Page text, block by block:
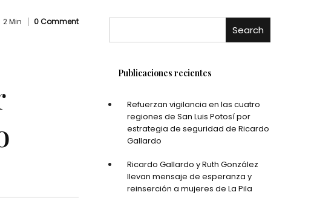
2 Min 0 Comment
Search
Publicaciones recientes
Refuerzan vigilancia en las cuatro
regiones de San Luis Potosí por
estrategia de seguridad de Ricardo
Gallardo
Ricardo Gallardo y Ruth González
llevan mensaje de esperanza y
reinserción a mujeres de La Pila